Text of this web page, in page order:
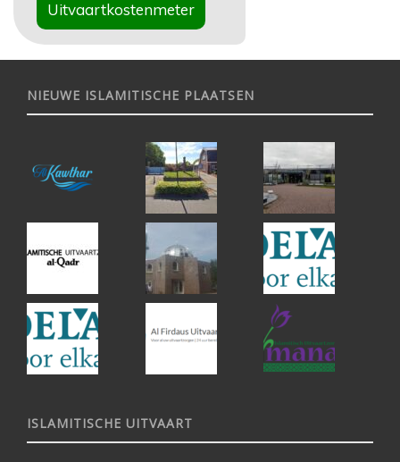
Uitvaartkostenmeter
NIEUWE ISLAMITISCHE PLAATSEN
ISLAMITISCHE UITVAART